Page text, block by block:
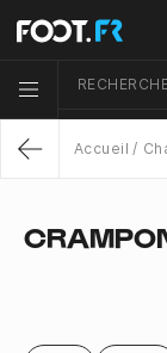
Menu list icon
Accueil